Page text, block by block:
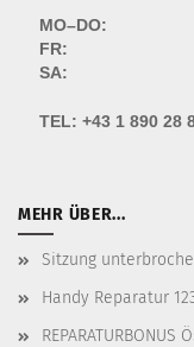
MO–DO:
FR:
SA:
TEL: +43 1 890 28
MEHR ÜBER...
Sitzung
Handy Reparatur
REPARATURBONUS